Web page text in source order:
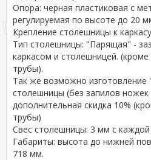
Опора: черная пластиковая с
регулируемая по высоте до 20
Крепление столешницы к
Тип столешницы: "Парящая" -
каркасом и столешницей. (кроме
трубы).
Так же возможно
столешницы (без запилов ножек
дополнительная скидка 10%
трубы)
Свес столешницы: 3 мм с
Габариты: высота до нижней
718 мм.